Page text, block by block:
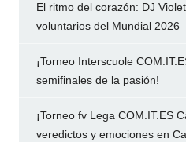
El ritmo del corazón: DJ
voluntarios del Mundial 2026
¡Torneo Interscuole
semifinales de la pasión!
¡Torneo fv Lega COM.IT.ES
veredictos y emociones en